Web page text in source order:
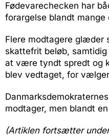
Fødevarechecken har
forargelse blandt mange
Flere modtagere glæder
skattefrit beløb,
at være tyndt spredt og
blev vedtaget, for
modtager, men blandt
(Artiklen fortsætter